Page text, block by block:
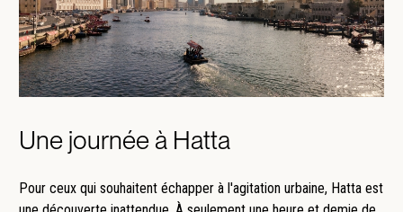
Une journée à Hatta
Pour ceux qui souhaitent échapper à l'agitation urbaine, Hatta est